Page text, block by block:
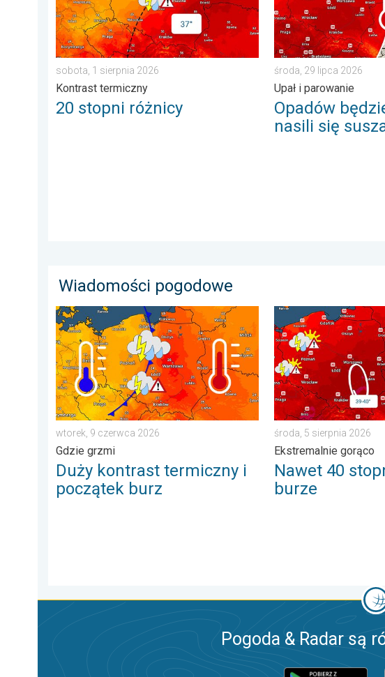
sobota, 1 sierpnia 2026
Kontrast termiczny
20 stopni różnicy
środa, 29 lipca 2026
Upał i parowanie
Opadów
nasili się
Wiadomości pogodowe
Duży kontrast termiczny i początek burz. Gdzie grzmi. . . wtorek, 9
wtorek, 9 czerwca 2026
Gdzie grzmi
Duży kontrast termiczny i
początek burz
Nawet 40 stopni w
środa, 5 sierpnia 2026
Ekstremalnie gorąco
Nawet 40
burze
Pogoda & Radar są